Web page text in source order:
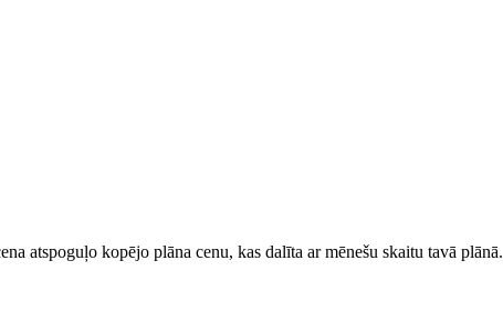
atspoguļo kopējo plāna cenu, kas dalīta ar mēnešu skaitu tavā plānā.